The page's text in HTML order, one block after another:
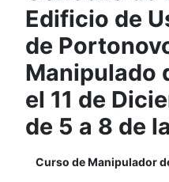
Edificio de
de
Manipulado
el 11 de
de 5 a 8 de
Curso de Manipulador